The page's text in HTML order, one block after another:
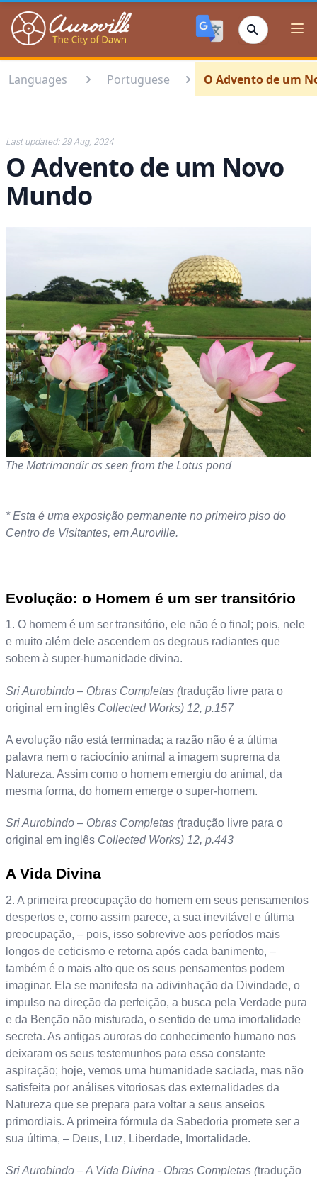
Auroville
Languages Portuguese O Advento de um
Last updated: 29 Aug, 2024
O Advento de um Novo
Mundo
The Matrimandir as seen from the Lotus pond
* Esta é uma exposição permanente no primeiro piso do
Centro de Visitantes, em Auroville.
Evolução: o Homem é um ser transitório
1. O homem é um ser transitório, ele não é o final; pois, nele
e muito além dele ascendem os degraus radiantes que
sobem à super-humanidade divina.
Sri Aurobindo – Obras Completas (tradução livre para o
original em inglês Collected Works) 12, p.157
A evolução não está terminada; a razão não é a última
palavra nem o raciocínio animal a imagem suprema da
Natureza. Assim como o homem emergiu do animal, da
mesma forma, do homem emerge o super-homem.
Sri Aurobindo – Obras Completas (tradução livre para o
original em inglês Collected Works) 12, p.443
A Vida Divina
2. A primeira preocupação do homem em seus pensamentos
despertos e, como assim parece, a sua inevitável e última
preocupação, – pois, isso sobrevive aos períodos mais
longos de ceticismo e retorna após cada banimento, –
também é o mais alto que os seus pensamentos podem
imaginar. Ela se manifesta na adivinhação da Divindade, o
impulso na direção da perfeição, a busca pela Verdade pura
e da Benção não misturada, o sentido de uma imortalidade
secreta. As antigas auroras do conhecimento humano nos
deixaram os seus testemunhos para essa constante
aspiração; hoje, vemos uma humanidade saciada, mas não
satisfeita por análises vitoriosas das externalidades da
Natureza que se prepara para voltar a seus anseios
primordiais. A primeira fórmula da Sabedoria promete ser a
sua última, – Deus, Luz, Liberdade, Imortalidade.
Sri Aurobindo – A Vida Divina - Obras Completas (tradução